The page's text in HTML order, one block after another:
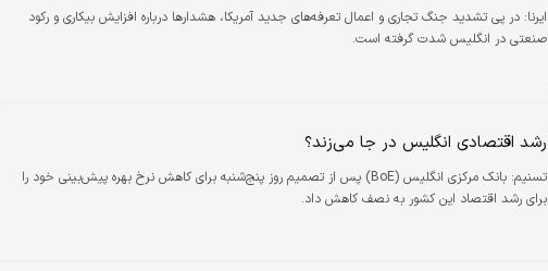
ایرنا: در پی تشدید جنگ تجاری و اعمال تعرفه‌های جدید آمریکا، هشدارها درباره افزایش بیکاری و رکود
صنعتی در انگلیس شدت گرفته است.
رشد اقتصادی انگلیس در جا می‌زند؟
تسنیم:
بانک مرکزی انگلیس (BoE) پس از تصمیم روز پنج‌شنبه برای کاهش نرخ بهره پیش‌بینی‌ خود را
برای رشد اقتصاد این کشور به نصف کاهش داد.